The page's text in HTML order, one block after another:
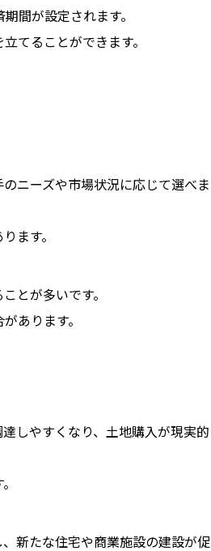
間が設定されます。
てることができます。
ニーズや市場状況に応じて選べま
ます。
とが多いです。
あります。
しやすくなり、土地購入が現実的
新たな住宅や商業施設の建設が促